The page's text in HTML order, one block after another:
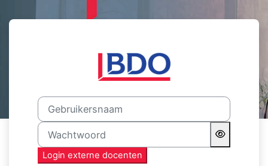
Login op Academie
Gebruikersnaam
Wachtwoord
Login externe docenten